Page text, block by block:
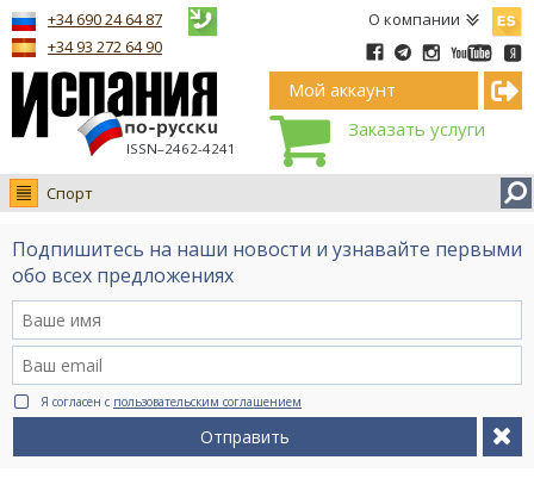
О компании
ISSN–2462-4241
+34 690 24 64 87
+34 93 272 64 90
Мой аккаунт
Заказать услуги
Спорт
Новости
Интервью
Видео Ruso.TV
BCN life
Сервис на немецком
Подпишитесь на наши новости и узнавайте первыми
обо всех предложениях
Я согласен с пользовательским соглашением
Отправить